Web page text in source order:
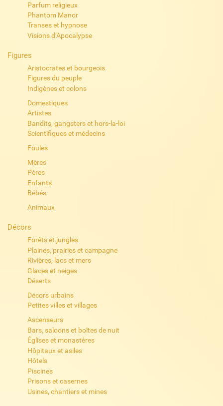
Parfum religieux
Phantom Manor
Transes et hypnose
Visions d’Apocalypse
Figures
Aristocrates et bourgeois
Figures du peuple
Indigènes et colons
Domestiques
Artistes
Bandits, gangsters et hors-la-loi
Scientifiques et médecins
Foules
Mères
Pères
Enfants
Bébés
Animaux
Décors
Forêts et jungles
Plaines, prairies et campagne
Rivières, lacs et mers
Glaces et neiges
Déserts
Décors urbains
Petites villes et villages
Ascenseurs
Bars, saloons et boîtes de nuit
Églises et monastères
Hôpitaux et asiles
Hôtels
Piscines
Prisons et casernes
Usines, chantiers et mines